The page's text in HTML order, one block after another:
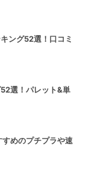
ング52選！口コミ
選！パレット&単
めのプチプラや速